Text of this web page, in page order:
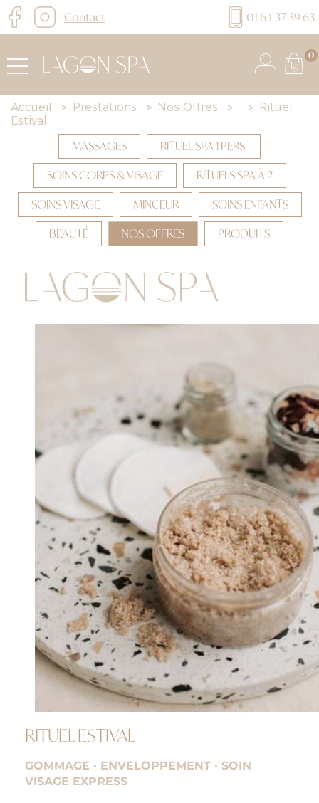
Contact 01 64 37 39 63
0
Accueil > Prestations > Nos Offres > > Rituel
Estival
MASSAGES
RITUEL SPA 1 PERS.
SOINS CORPS & VISAGE
RITUELS SPA À 2
SOINS VISAGE
MINCEUR
SOINS ENFANTS
BEAUTÉ
NOS OFFRES PRODUITS
RITUEL ESTIVAL
GOMMAGE · ENVELOPPEMENT · SOIN
VISAGE EXPRESS